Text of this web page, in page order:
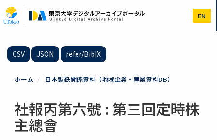
イ
ン
EN
CSV JSON refer/BibIX
ホーム 日本製鉄関係資料（地域企業・産業資料DB）
社報丙第六號 : 第三回定時株
主總會